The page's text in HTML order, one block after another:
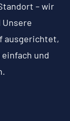
– wir
Unsere
ausgerichtet,
und